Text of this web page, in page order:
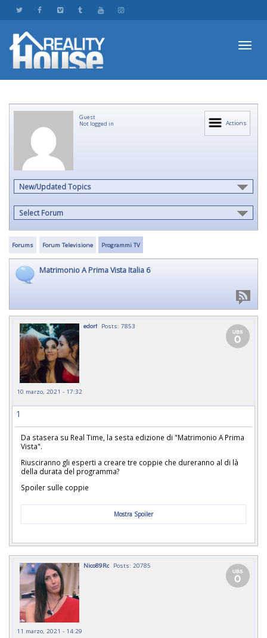
Actions
Guest
Not logged in
New/Updated Topics
Select Forum
Forums Forum Televisione Programmi TV
Matrimonio A Prima Vista Italia 6
edorf Posts: 7853
10 marzo, 2021 - 17:32
1
Da stasera su Real Time, la sesta edizione di "Matrimonio A Prima
Vista".
Riusciranno gli esperti a creare tre coppie che dureranno al di là
della durata del programma?
Spoiler sulle coppie
Mostra Spoiler
Nico89Rc Posts: 20785
11 marzo, 2021 - 14:29